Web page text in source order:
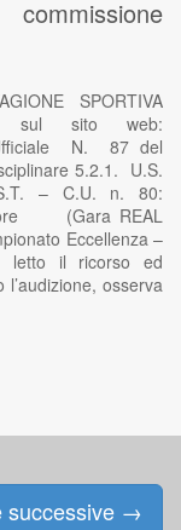
SPORTIVA
sul sito web:
N. 87 del
5.2.1. U.S.
– C.U. n. 80:
(Gara REAL
Eccellenza –
letto il ricorso ed
osserva
successive →